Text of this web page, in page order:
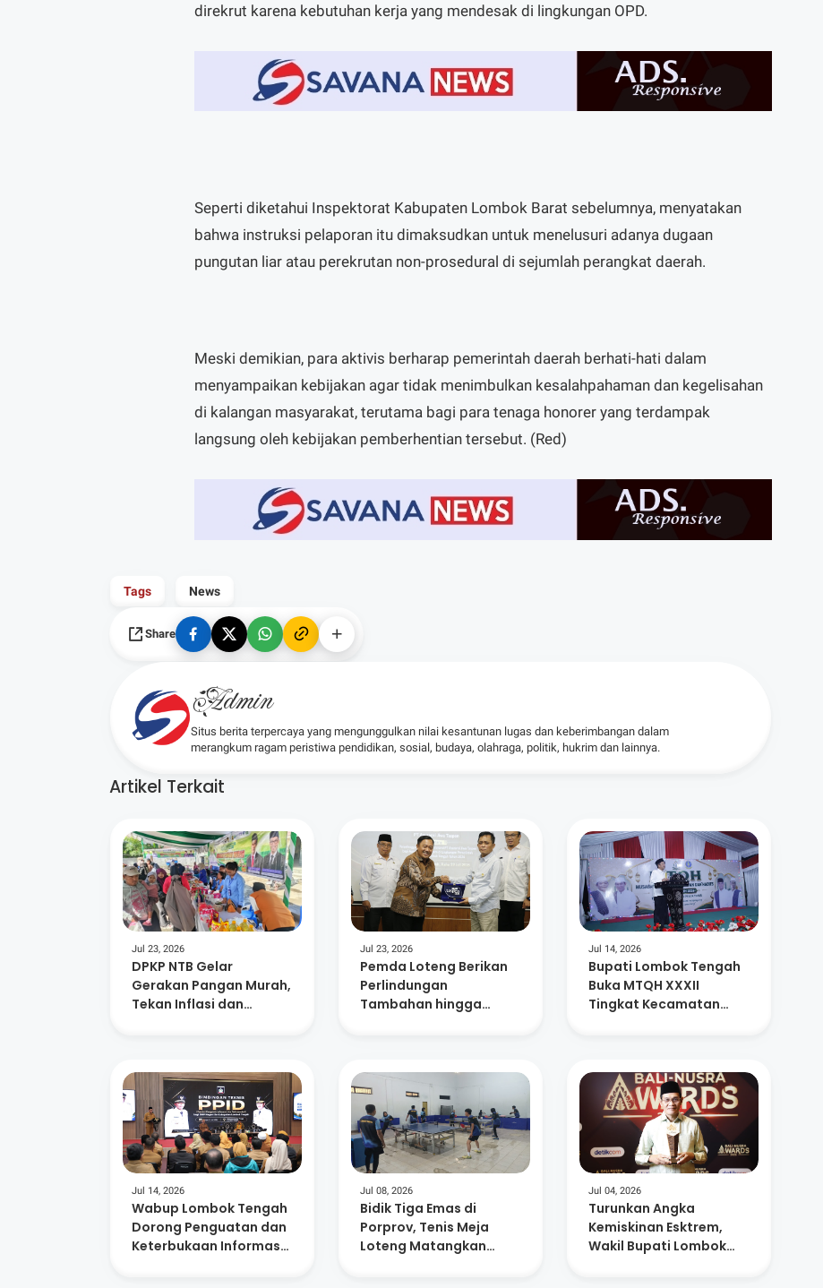
direkrut karena kebutuhan kerja yang mendesak di lingkungan OPD.
Seperti diketahui Inspektorat Kabupaten Lombok Barat sebelumnya, menyatakan
bahwa instruksi pelaporan itu dimaksudkan untuk menelusuri adanya dugaan
pungutan liar atau perekrutan non-prosedural di sejumlah perangkat daerah.
Meski demikian, para aktivis berharap pemerintah daerah berhati-hati dalam
menyampaikan kebijakan agar tidak menimbulkan kesalahpahaman dan kegelisahan
di kalangan masyarakat, terutama bagi para tenaga honorer yang terdampak
langsung oleh kebijakan pemberhentian tersebut. (Red)
Tags News
Share
Admin
Situs berita terpercaya yang mengunggulkan nilai kesantunan lugas dan keberimbangan dalam
merangkum ragam peristiwa pendidikan, sosial, budaya, olahraga, politik, hukrim dan lainnya.
Artikel Terkait
Jul 23, 2026
DPKP NTB Gelar
Gerakan Pangan Murah,
Tekan Inflasi dan
Jul 23, 2026
Pemda Loteng Berikan
Perlindungan
Tambahan hingga
Jul 14, 2026
Bupati Lombok Tengah
Buka MTQH XXXII
Tingkat Kecamatan
Jul 14, 2026
Wabup Lombok Tengah
Dorong Penguatan dan
Keterbukaan Informasi
Jul 08, 2026
Bidik Tiga Emas di
Porprov, Tenis Meja
Loteng Matangkan
Jul 04, 2026
Turunkan Angka
Kemiskinan Esktrem,
Wakil Bupati Lombok